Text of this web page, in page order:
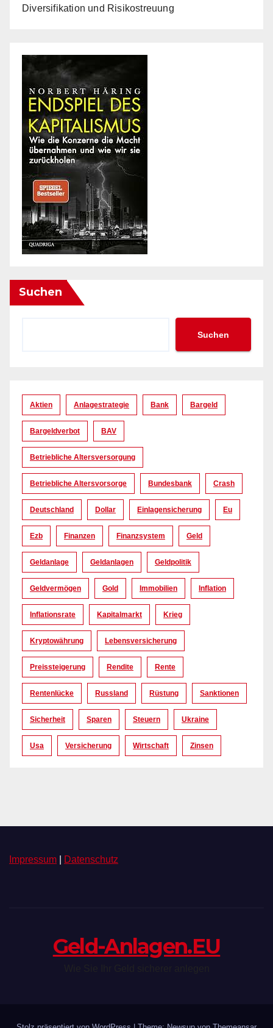
Diversifikation und Risikostreuung
Suchen
Suchen
Aktien Anlagestrategie Bank Bargeld
Bargeldverbot BAV
Betriebliche Altersversorgung
Betriebliche Altersvorsorge Bundesbank Crash
Deutschland Dollar Einlagensicherung Eu
Ezb Finanzen Finanzsystem Geld
Geldanlage Geldanlagen Geldpolitik
Geldvermögen Gold Immobilien Inflation
Inflationsrate Kapitalmarkt Krieg
Kryptowährung Lebensversicherung
Preissteigerung Rendite Rente
Rentenlücke Russland Rüstung Sanktionen
Sicherheit Sparen Steuern Ukraine
Usa Versicherung Wirtschaft Zinsen
Impressum Datenschutz
Geld-Anlagen.EU